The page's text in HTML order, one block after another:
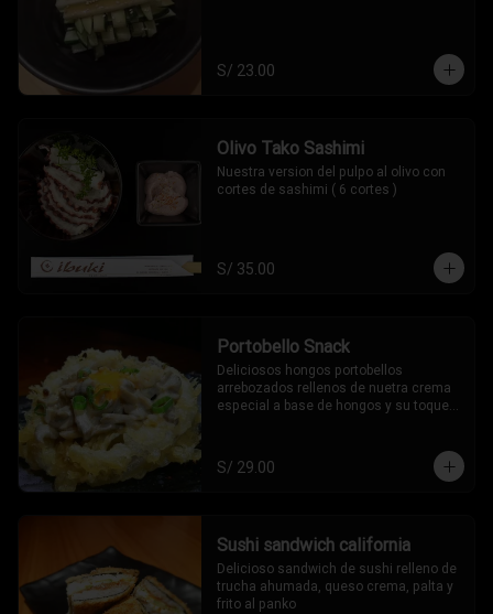
S/ 23.00
Olivo Tako Sashimi
Nuestra version del pulpo al olivo con
cortes de sashimi ( 6 cortes )
S/ 35.00
Portobello Snack
Deliciosos hongos portobellos
arrebozados rellenos de nuetra crema
especial a base de hongos y su toque
S/ 29.00
Sushi sandwich california
Delicioso sandwich de sushi relleno de
trucha ahumada, queso crema, palta y
frito al panko